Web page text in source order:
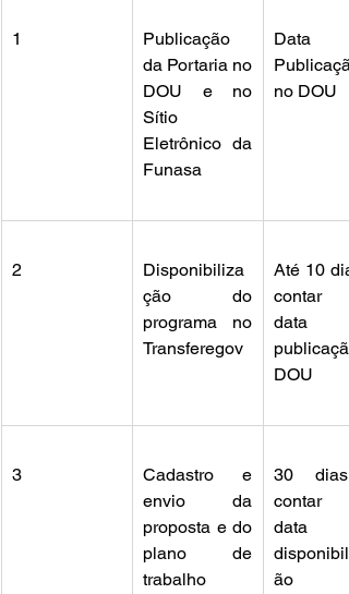
1
Publicação
da Portaria no
DOU e no
Sítio
Eletrônico da
Funasa
Data
no DOU
2
Disponibiliza
ção do
programa no
Transferegov
Até 10
contar
data
DOU
3
Cadastro e
envio da
proposta e do
plano de
trabalho
30
contar
data
ão